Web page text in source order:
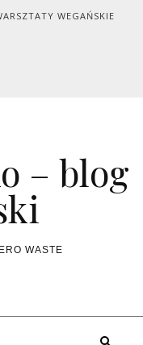
WEGAŃSKIE
– blog
WASTE